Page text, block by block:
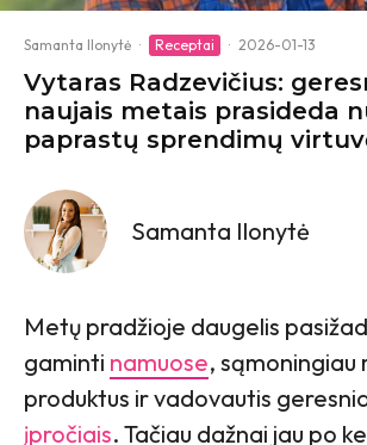
Samanta Ilonytė · Receptai · 2026-01-13
Vytaras Radzevičius:
naujais metais prasideda
paprastų sprendimų
Samanta Ilonytė
Metų pradžioje daugelis
gaminti namuose, sąmoningiau
produktus ir vadovautis
įpročiais. Tačiau dažnai jau po